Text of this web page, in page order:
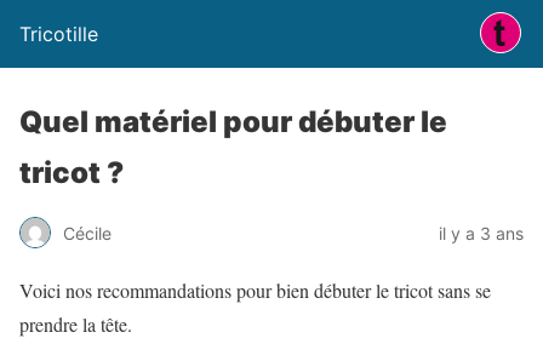
Tricotille
Quel matériel pour débuter le
tricot ?
Cécile il y a 3 ans
Voici nos recommandations pour bien débuter le tricot sans se
prendre la tête.